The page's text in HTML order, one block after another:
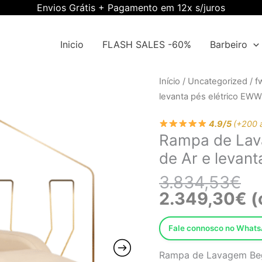
Envios Grátis + Pagamento em 12x s/juros
Inicio FLASH SALES -60% Barbeiro
Início / Uncategorized /
levanta pés elétrico
4.9/5 (+200
Rampa de
de Ar e
3.834,53€
O
O
é:
2.349,30€
Fale connosco no
Rampa de Lavagem
Quantidade
de
de
Lavagem
Bege
Massagem
de
Ar
e